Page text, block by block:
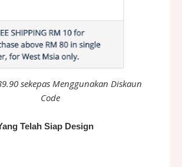
sekepas Menggunakan Diskaun
Code
Telah Siap Design